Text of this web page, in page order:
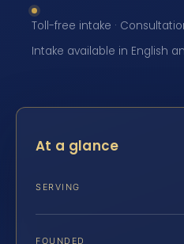
Toll-free intake ·
Intake available in English
At a glance
SERVING
FOUNDED